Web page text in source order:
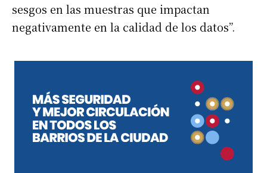
sesgos en las muestras que impactan
negativamente en la calidad de los datos”.